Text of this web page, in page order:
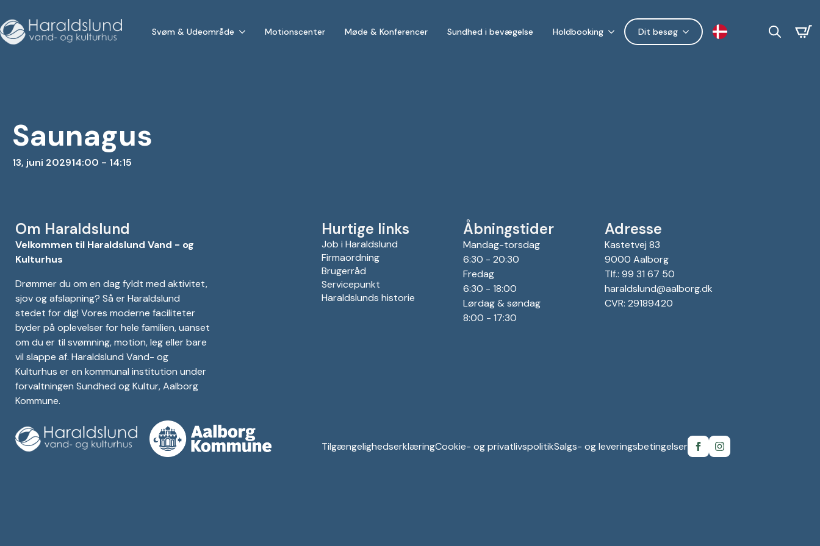
Svøm & Udeområde Motionscenter Møde & Konferencer Sundhed i bevægelse Holdbooking Dit besøg
Saunagus
13, juni 202914:00 - 14:15
Om Haraldslund
Velkommen til Haraldslund Vand - og
Kulturhus
Drømmer du om en dag fyldt med aktivitet,
sjov og afslapning? Så er Haraldslund
stedet for dig! Vores moderne faciliteter
byder på oplevelser for hele familien, uanset
om du er til svømning, motion, leg eller bare
vil slappe af. Haraldslund Vand- og
Kulturhus er en kommunal institution under
forvaltningen Sundhed og Kultur, Aalborg
Kommune.
Hurtige links
Job i Haraldslund
Firmaordning
Brugerråd
Servicepunkt
Haraldslunds historie
Åbningstider
Mandag-torsdag
6:30 - 20:30
Fredag
6:30 - 18:00
Lørdag & søndag
8:00 - 17:30
Adresse
Kastetvej 83
9000 Aalborg
Tlf.: 99 31 67 50
haraldslund@aalborg.dk
CVR: 29189420
TilgængelighedserklæringCookie- og privatlivspolitikSalgs- og leveringsbetingelser